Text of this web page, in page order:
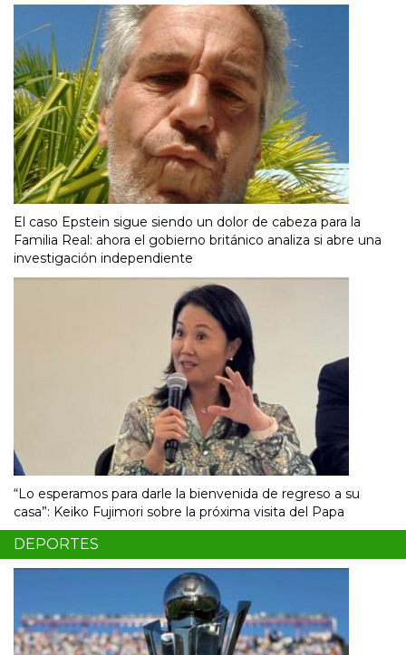
El caso Epstein sigue siendo un dolor de cabeza para la
Familia Real: ahora el gobierno británico analiza si abre una
investigación independiente
“Lo esperamos para darle la bienvenida de regreso a su
casa”: Keiko Fujimori sobre la próxima visita del Papa
DEPORTES